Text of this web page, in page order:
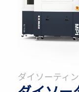
ダイソーティ